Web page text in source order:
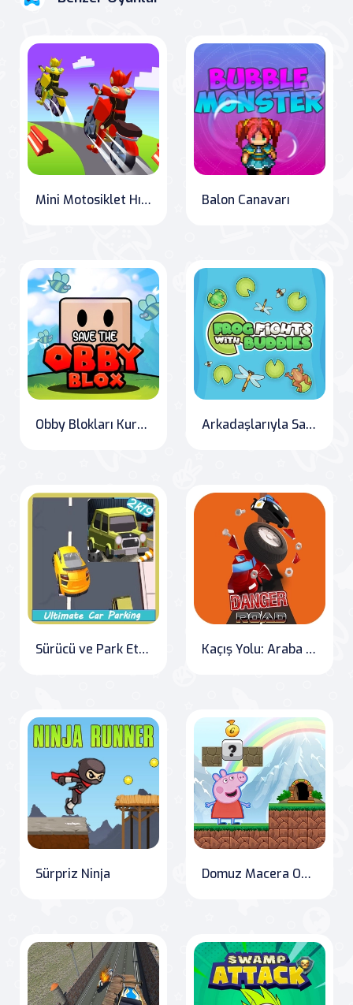
Mini Motosiklet Hız Yarışı Balon Canavarı
Obby Blokları Kurtar Arkadaşlarıyla Savaşan Kurbağa
Sürücü ve Park Et Araba Kaçış Yolu: Araba Yarışı Oyunu" (Translation: "Escape Road: Car Racing Game"
Sürpriz Ninja Domuz Macera Oyunu 2D